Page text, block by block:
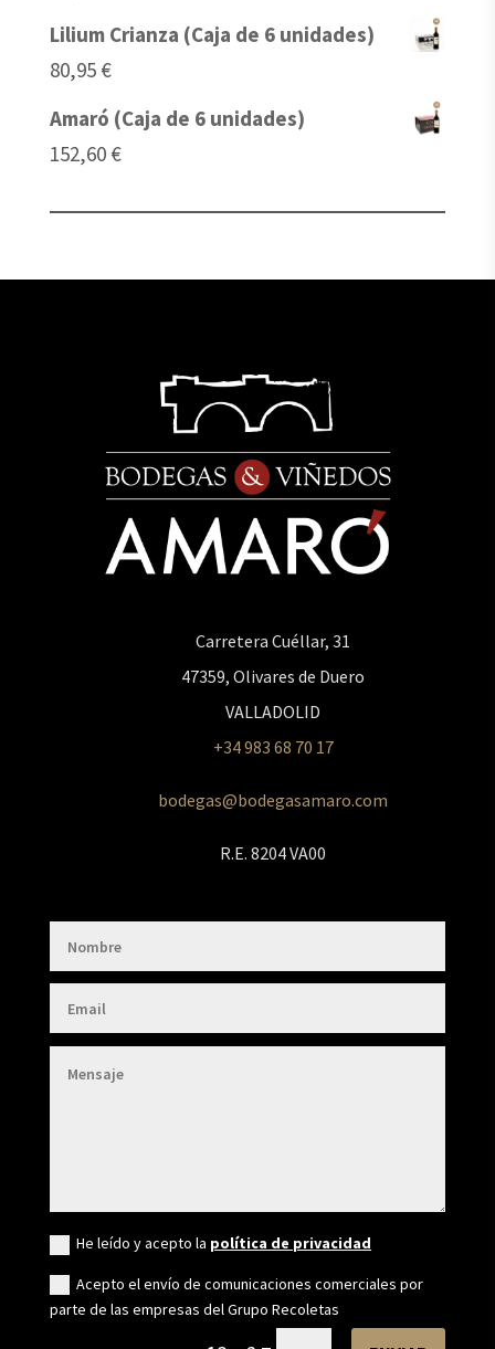
Gestionar el consentimiento de
Para ofrecer las mejores experiencias, utilizamos tecnologías como las cookies
Lilium Crianza (Caja de 6 unidades)
80,95 €
Amaró (Caja de 6 unidades)
152,60 €
Carretera Cuéllar, 31
47359, Olivares de Duero
VALLADOLID
+34 983 68 70 17
bodegas@bodegasamaro.com
R.E. 8204 VA00
He leído y acepto la política de privacidad
Acepto el envío de comunicaciones comerciales por
parte de las empresas del Grupo Recoletas